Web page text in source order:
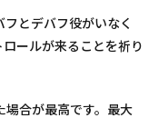
とデバフ役がいなく
ールが来ることを祈り
場合が最高です。最大